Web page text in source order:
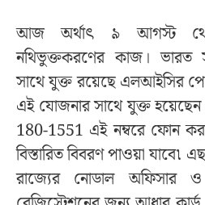
আজ অর্থাৎ ৯ আগস্ট
নথিভুক্তকরণের কাজ।
সাথে যুক্ত রয়েছে এলআইসির
এই যোজনার সাথে যুক্ত
180-1551 এই নম্বরে ফোন
বিস্তারিত বিবরণ পাওয়া যাবে৷
রাজ্যের নোডাল অফিসার ও